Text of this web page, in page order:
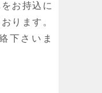
お持込に
ります。
下さいま